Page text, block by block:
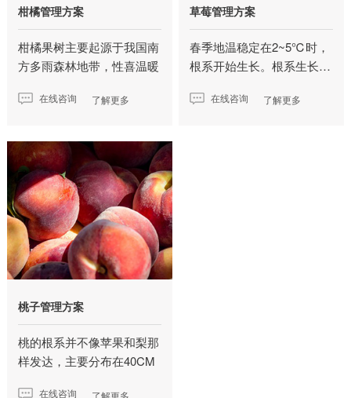
柑橘管理方案
柑橘果树主要起源于我国南
方多雨森林地带，性喜温暖
在线咨询 了解更多
草莓管理方案
春季地温稳定在2~5℃时，
根系开始生长。根系生长…
在线咨询 了解更多
桃子管理方案
桃的根系并不像苹果和梨那
样发达，主要分布在40CM
在线咨询 了解更多